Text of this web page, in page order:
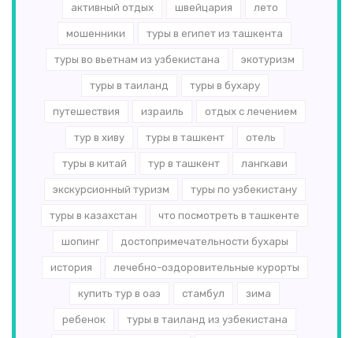
активный отдых швейцария лето
мошенники туры в египет из ташкента
туры во вьетнам из узбекистана экотуризм
туры в таиланд туры в бухару
путешествия израиль отдых с лечением
тур в хиву туры в ташкент отель
туры в китай тур в ташкент лангкави
экскурсионный туризм туры по узбекистану
туры в казахстан что посмотреть в ташкенте
шопинг достопримечательности бухары
история лечебно-оздоровительные курорты
купить тур в оаэ стамбул зима
ребенок туры в таиланд из узбекистана